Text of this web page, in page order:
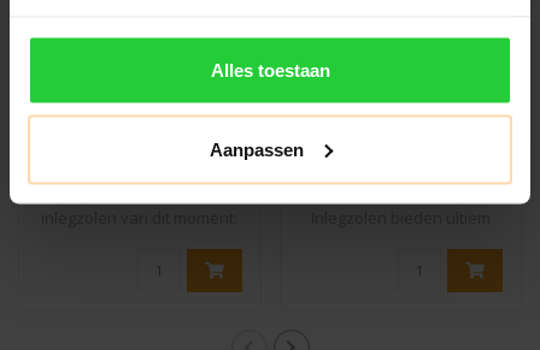
Alles toestaan
Aanpassen
Inlegzolen ‘ErgoSole’ |
Ontdek de best verkochte
Sport inlegzolen
De EnduSole Sports
comfort en langd..